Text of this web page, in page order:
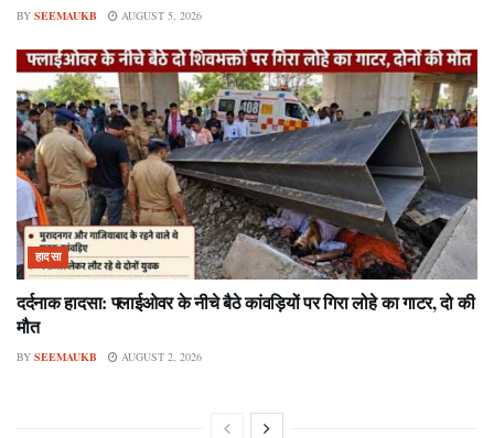
BY SEEMAUKB AUGUST 5, 2026
हादसा
दर्दनाक हादसा: फ्लाईओवर के नीचे बैठे कांवड़ियों पर गिरा लोहे का गाटर, दो की
मौत
BY SEEMAUKB AUGUST 2, 2026